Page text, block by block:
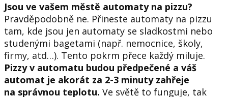
Jsou ve vašem městě automaty na pizzu?
Pravděpodobně ne. Přineste automaty na pizzu
tam, kde jsou jen automaty se sladkostmi nebo
studenými bagetami (např. nemocnice, školy,
firmy, atd…). Tento pokrm přece každý miluje.
Pizzy v automatu budou předpečené a váš
automat je akorát za 2-3 minuty zahřeje
na správnou teplotu. Ve světě to funguje, tak